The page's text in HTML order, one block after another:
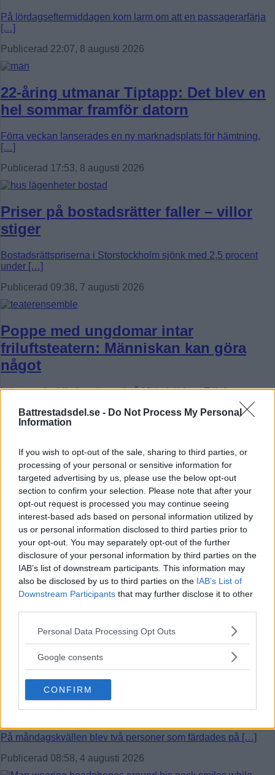
Battrestadsdel.se - Do Not Process My Personal
Information
If you wish to opt-out of the sale, sharing to third parties, or
processing of your personal or sensitive information for
targeted advertising by us, please use the below opt-out
section to confirm your selection. Please note that after your
opt-out request is processed you may continue seeing
interest-based ads based on personal information utilized by
us or personal information disclosed to third parties prior to
your opt-out. You may separately opt-out of the further
disclosure of your personal information by third parties on the
IAB’s list of downstream participants. This information may
also be disclosed by us to third parties on the IAB’s List of
Downstream Participants that may further disclose it to other
Please note that this website/app uses one or more Google
not limited to your visit or usage behaviour. You may click to
use your data for below specified purposes in below Google
consent section.
Personal Data Processing Opt Outs
Google consents
CONFIRM
På lördagseftermiddagen kom larm om att en passagerarfärja
[…]
Publicerad 22:07, 8 augusti 2026
22-åring utmanar Tiptapp: Det blev en
hel sommar framför datorn
Förra veckan lanserades en ny marknadsplats för hämtning,
[…]
Publicerad 17:53, 8 augusti 2026
Priser på bostadsrätter faller – villor
stiger
Bostadsrättspriserna i Storstockholm sjönk med 2,5 procent
under […]
Publicerad 09:38, 7 augusti 2026
Poppe med ungdomar intar
friluftsteatern: Människan kan göra
något
Nästa vecka blir det gästspel på Mälarhöjdens Friluftsteater.
Publicerad 07:08, 7 augusti 2026
Elsparkcyklister till sjukhus efter
olycka
På onsdagskvällen körde en elsparkcykel in i en […]
Publicerad 09:51, 6 augusti 2026
Alice, 17, sätter upp egen musikal –
här är de största utmaningarna
Alice Stenberg är 17 år och har skrivit, […]
Bilist körde på vuxen och barn på
cykel
På måndagskvällen blev två personer som färdades på […]
Publicerad 08:58, 4 augusti 2026